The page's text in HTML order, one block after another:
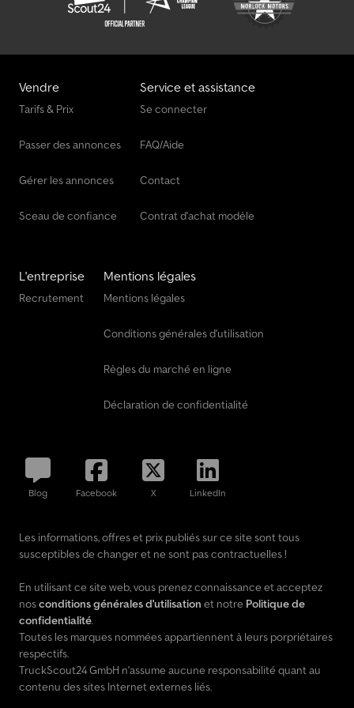
Vendre
Tarifs & Prix
Passer des annonces
Gérer les annonces
Sceau de confiance
Service et assistance
Se connecter
FAQ/Aide
Contact
Contrat d'achat modèle
L'entreprise
Recrutement
Mentions légales
Mentions légales
Conditions générales d'utilisation
Règles du marché en ligne
Déclaration de confidentialité
Blog Facebook X LinkedIn
Les informations, offres et prix publiés sur ce site sont tous
susceptibles de changer et ne sont pas contractuelles !
En utilisant ce site web, vous prenez connaissance et acceptez
nosconditions générales d'utilisation et notre Politique de
confidentialité.
Toutes les marques nommées appartiennent à leurs porpriétaires
respectifs.
TruckScout24 GmbH n'assume aucune responsabilité quant au
contenu des sites Internet externes liés.